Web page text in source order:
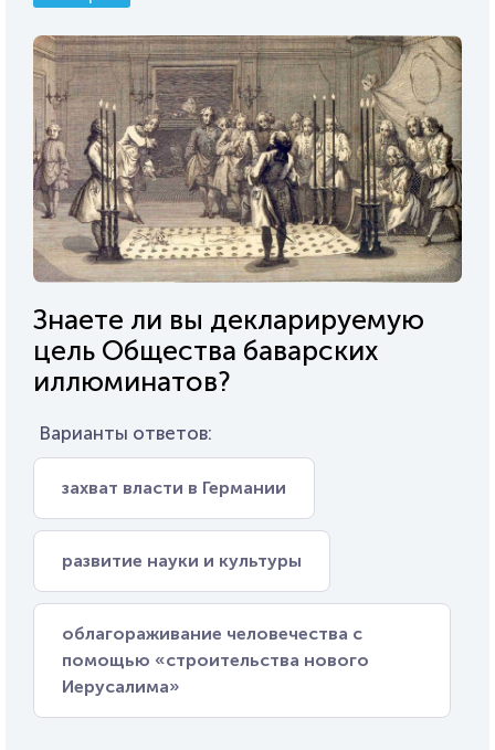
Знаете ли вы декларируемую
цель Общества баварских
иллюминатов?
Варианты ответов:
захват власти в Германии
развитие науки и культуры
облагораживание человечества с
помощью «строительства нового
Иерусалима»